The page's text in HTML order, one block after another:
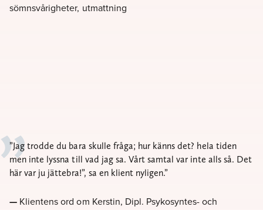
sömnsvårigheter, utmattning
Jag trodde du bara skulle fråga; hur känns det? hela tiden
men inte lyssna till vad jag sa. Vårt samtal var inte alls så. Det
här var ju jättebra!”, sa en klient nyligen.
Klientens ord om Kerstin, Dipl. Psykosyntes- och